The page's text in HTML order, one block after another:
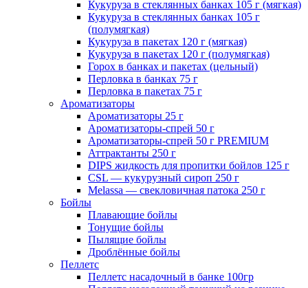
Кукуруза в стеклянных банках 105 г (мягкая)
Кукуруза в стеклянных банках 105 г
(полумягкая)
Кукуруза в пакетах 120 г (мягкая)
Кукуруза в пакетах 120 г (полумягкая)
Горох в банках и пакетах (цельный)
Перловка в банках 75 г
Перловка в пакетах 75 г
Ароматизаторы
Ароматизаторы 25 г
Ароматизаторы-спрей 50 г
Ароматизаторы-спрей 50 г PREMIUM
Аттрактанты 250 г
DIPS жидкость для пропитки бойлов 125 г
CSL — кукурузный сироп 250 г
Melassa — свекловичная патока 250 г
Бойлы
Плавающие бойлы
Тонущие бойлы
Пылящие бойлы
Дроблённые бойлы
Пеллетс
Пеллетс насадочный в банке 100гр